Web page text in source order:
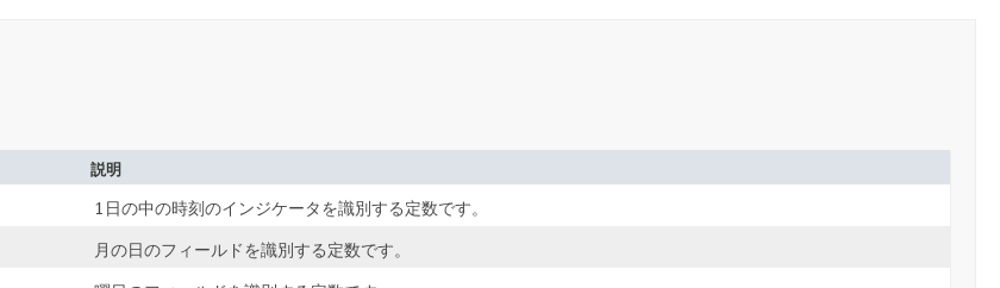
説明
1日の中の時刻のインジケータを識別する定数です。
月の日のフィールドを識別する定数です。